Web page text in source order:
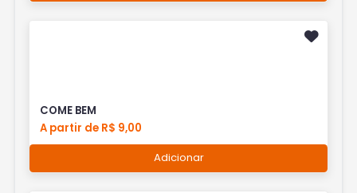
COME BEM
A partir de R$ 9,00
Adicionar